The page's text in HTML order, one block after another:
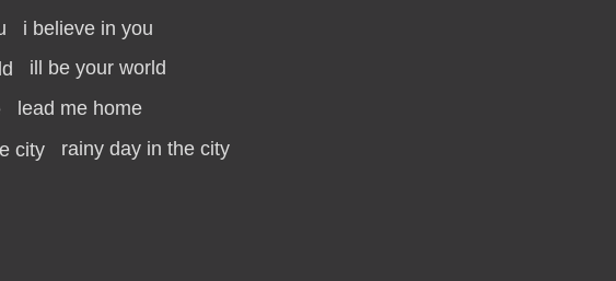
i believe in you
ill be your world
lead me home
rainy day in the city